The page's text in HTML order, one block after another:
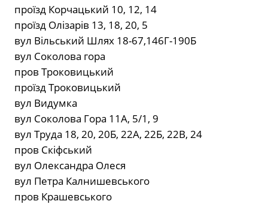
проїзд Корчацький 10, 12, 14
проїзд Олізарів 13, 18, 20, 5
вул Вільський Шлях 18-67,146Г-190Б
вул Соколова гора
пров Троковицький
проїзд Троковицький
вул Видумка
вул Соколова Гора 11А, 5/1, 9
вул Труда 18, 20, 20Б, 22А, 22Б, 22В, 24
пров Скіфський
вул Олександра Олеся
вул Петра Калнишевського
пров Крашевського